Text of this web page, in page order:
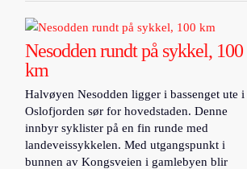
Nesodden rundt på sykkel, 100
km
Halvøyen Nesodden ligger i bassenget ute i
Oslofjorden sør for hovedstaden. Denne
innbyr syklister på en fin runde med
landeveissykkelen. Med utgangspunkt i
bunnen av Kongsveien i gamlebyen blir